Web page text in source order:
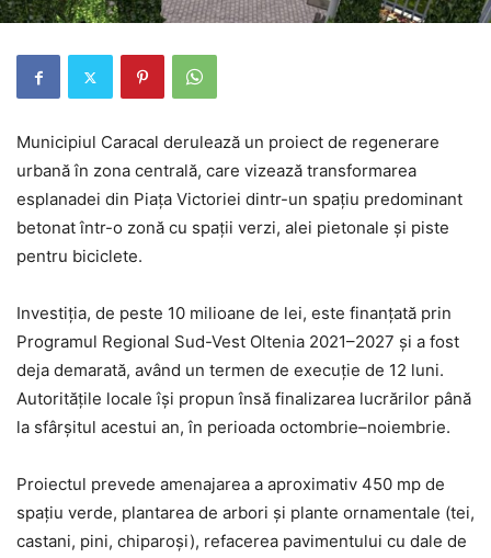
Municipiul Caracal derulează un proiect de regenerare
urbană în zona centrală, care vizează transformarea
esplanadei din Piața Victoriei dintr-un spațiu predominant
betonat într-o zonă cu spații verzi, alei pietonale și piste
pentru biciclete.
Investiția, de peste 10 milioane de lei, este finanțată prin
Programul Regional Sud-Vest Oltenia 2021–2027 și a fost
deja demarată, având un termen de execuție de 12 luni.
Autoritățile locale își propun însă finalizarea lucrărilor până
la sfârșitul acestui an, în perioada octombrie–noiembrie.
Proiectul prevede amenajarea a aproximativ 450 mp de
spațiu verde, plantarea de arbori și plante ornamentale (tei,
castani, pini, chiparoși), refacerea pavimentului cu dale de